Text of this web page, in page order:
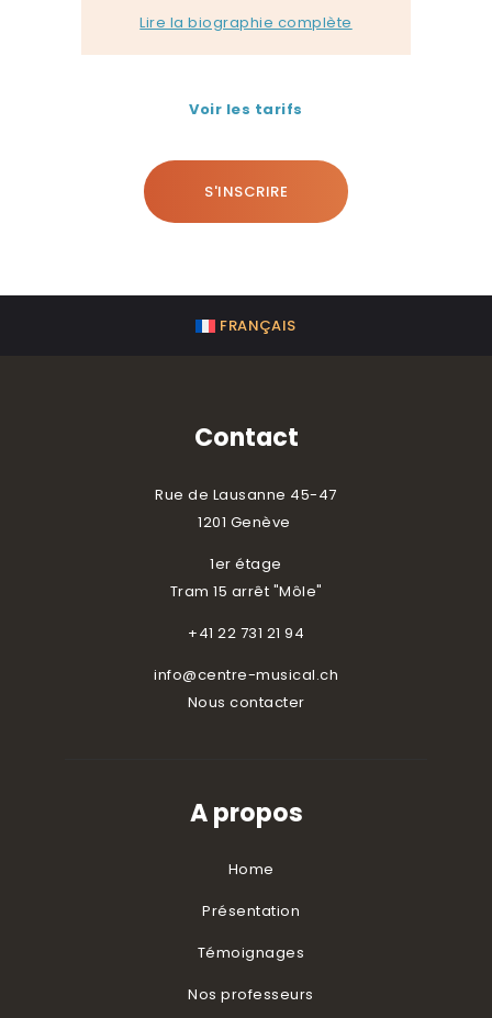
Lire la biographie complète
Voir les tarifs
S'INSCRIRE
FRANÇAIS
Contact
Rue de Lausanne 45-47
1201 Genève
1er étage
Tram 15 arrêt "Môle"
+41 22 731 21 94
info@centre-musical.ch
Nous contacter
A propos
Home
Présentation
Témoignages
Nos professeurs